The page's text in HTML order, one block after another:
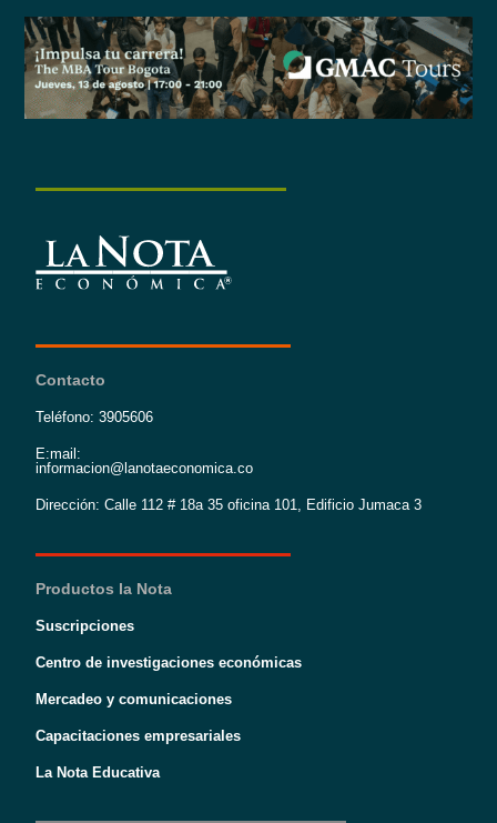
Contacto
Teléfono: 3905606
E:mail:
informacion@lanotaeconomica.co
Dirección: Calle 112 # 18a 35 oficina 101, Edificio Jumaca 3
Productos la Nota
Suscripciones
Centro de investigaciones económicas
Mercadeo y comunicaciones
Capacitaciones empresariales
La Nota Educativa